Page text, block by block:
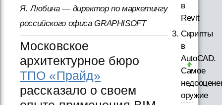
Я. Любина — директор по маркетингу
российского офиса GRAPHISOFT
Московское
архитектурное бюро
ТПО «Прайд»
рассказало о своем
в
Revit
Скрипты
в
AutoCAD.
Самое
оружие